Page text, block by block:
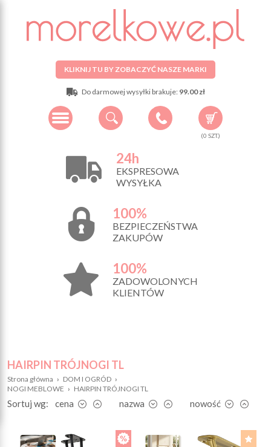
KLIKNIJ TU BY ZOBACZYĆ NASZE MARKI
Do darmowej wysyłki brakuje: 99.00 zł
(0 SZT.)
24h
EKSPRESOWA
WYSYŁKA
100%
BEZPIECZEŃSTWA
ZAKUPÓW
100%
ZADOWOLONYCH
KLIENTÓW
HAIRPIN TRÓJNOGI TL
Strona główna › DOM I OGRÓD ›
NOGI MEBLOWE › HAIRPIN TRÓJNOGI TL
Sortuj wg: cena nazwa nowość